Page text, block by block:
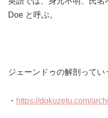
Doe と呼ぶ。
ジェーンドゥの解剖ってい
・ https://dokuzetu.com/